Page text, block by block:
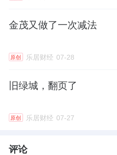
货跌价准备。
不过，华侨城的调整，已
2025年，华侨城内部的
49.47%降至31.39%；而
主力。
金茂又做了一次减法
原创 乐居财经 07-28
旧绿城，翻页了
原创 乐居财经 07-27
评论